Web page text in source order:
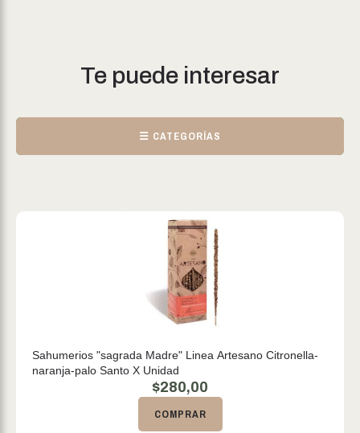
Te puede interesar
☰ CATEGORÍAS
Sahumerios "sagrada Madre" Linea Artesano Citronella-
naranja-palo Santo X Unidad
$280,00
COMPRAR